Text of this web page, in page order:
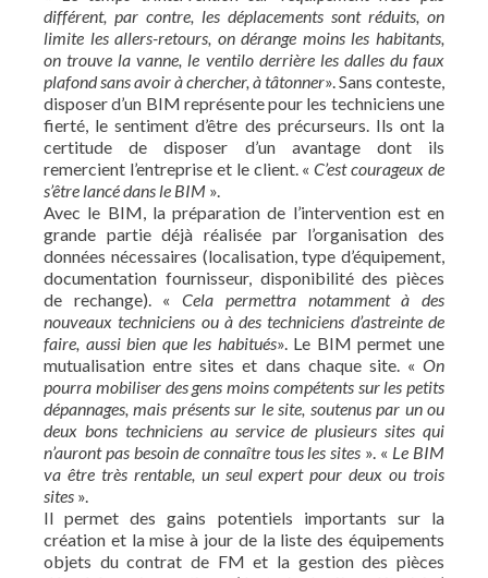
différent, par contre, les déplacements sont réduits, on
limite les allers-retours, on dérange moins les habitants,
on trouve la vanne, le ventilo derrière les dalles du faux
plafond sans avoir à chercher, à tâtonner». Sans conteste,
disposer d’un BIM représente pour les techniciens une
fierté, le sentiment d’être des précurseurs. Ils ont la
certitude de disposer d’un avantage dont ils
remercient l’entreprise et le client. «C’est courageux de
s’être lancé dans le BIM ».
Avec le BIM, la préparation de l’intervention est en
grande partie déjà réalisée par l’organisation des
données nécessaires (localisation, type d’équipement,
documentation fournisseur, disponibilité des pièces
de rechange). «Cela permettra notamment à des
nouveaux techniciens ou à des techniciens d’astreinte de
faire, aussi bien que les habitués». Le BIM permet une
mutualisation entre sites et dans chaque site. « On
pourra mobiliser des gens moins compétents sur les petits
dépannages, mais présents sur le site, soutenus par un ou
deux bons techniciens au service de plusieurs sites qui
n’auront pas besoin de connaître tous les sites ». « Le BIM
va être très rentable, un seul expert pour deux ou trois
sites ».
Il permet des gains potentiels importants sur la
création et la mise à jour de la liste des équipements
objets du contrat de FM et la gestion des pièces